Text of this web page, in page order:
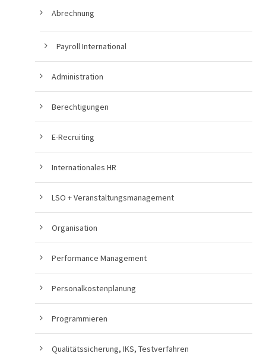
Abrechnung
Payroll International
Administration
Berechtigungen
E-Recruiting
Internationales HR
LSO + Veranstaltungsmanagement
Organisation
Performance Management
Personalkostenplanung
Programmieren
Qualitätssicherung, IKS, Testverfahren